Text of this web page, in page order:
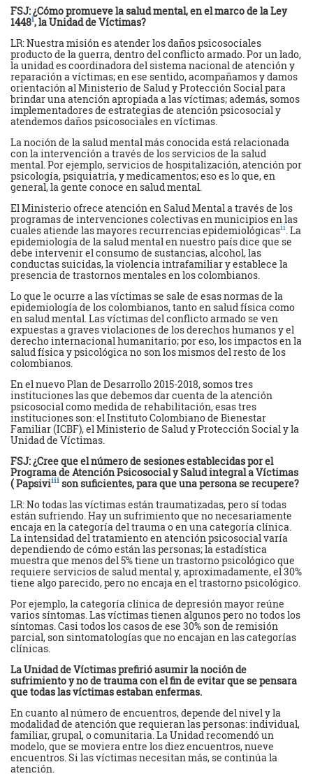
FSJ: ¿Cómo promueve la salud mental, en el marco de la Ley
1448i, la Unidad de Víctimas?
LR: Nuestra misión es atender los daños psicosociales
producto de la guerra, dentro del conflicto armado. Por un lado,
la unidad es coordinadora del sistema nacional de atención y
reparación a víctimas; en ese sentido, acompañamos y damos
orientación al Ministerio de Salud y Protección Social para
brindar una atención apropiada a las víctimas; además, somos
implementadores de estrategias de atención psicosocial y
atendemos daños psicosociales en víctimas.
La noción de la salud mental más conocida está relacionada
con la intervención a través de los servicios de la salud
mental. Por ejemplo, servicios de hospitalización, atención por
psicología, psiquiatría, y medicamentos; eso es lo que, en
general, la gente conoce en salud mental.
El Ministerio ofrece atención en Salud Mental a través de los
programas de intervenciones colectivas en municipios en las
cuales atiende las mayores recurrencias epidemiológicasii . La
epidemiología de la salud mental en nuestro país dice que se
debe intervenir el consumo de sustancias, alcohol, las
conductas suicidas, la violencia intrafamiliar y establece la
presencia de trastornos mentales en los colombianos.
Lo que le ocurre a las víctimas se sale de esas normas de la
epidemiología de los colombianos, tanto en salud física como
en salud mental. Las víctimas del conflicto armado se ven
expuestas a graves violaciones de los derechos humanos y el
derecho internacional humanitario; por eso, los impactos en la
salud física y psicológica no son los mismos del resto de los
colombianos.
En el nuevo Plan de Desarrollo 2015-2018, somos tres
instituciones las que debemos dar cuenta de la atención
psicosocial como medida de rehabilitación, esas tres
instituciones son: el Instituto Colombiano de Bienestar
Familiar (ICBF), el Ministerio de Salud y Protección Social y la
Unidad de Víctimas.
FSJ: ¿Cree que el número de sesiones establecidas por el
Programa de Atención Psicosocial y Salud integral a Víctimas
( Papsiviiii son suficientes, para que una persona se recupere?
LR: No todas las víctimas están traumatizadas, pero sí todas
están sufriendo. Hay un sufrimiento que no necesariamente
encaja en la categoría del trauma o en una categoría clínica.
La intensidad del tratamiento en atención psicosocial varía
dependiendo de cómo están las personas; la estadística
muestra que menos del 5% tiene un trastorno psicológico que
requiere servicios de salud mental y, aproximadamente, el 30%
tiene algo parecido, pero no encaja en el trastorno psicológico.
Por ejemplo, la categoría clínica de depresión mayor reúne
varios síntomas. Las víctimas tienen algunos pero no todos los
síntomas. Casi todos los casos de ese 30% son de remisión
parcial, son sintomatologías que no encajan en las categorías
clínicas.
La Unidad de Víctimas prefirió asumir la noción de
sufrimiento y no de traumacon el fin de evitar que se pensara
que todas las víctimas estaban enfermas.
En cuanto al número de encuentros, depende del nivel y la
modalidad de atención que requieran las personas: individual,
familiar, grupal, o comunitaria. La Unidad recomendó un
modelo, que se moviera entre los diez encuentros, nueve
encuentros. Si las víctimas necesitan más, se continúa la
atención.